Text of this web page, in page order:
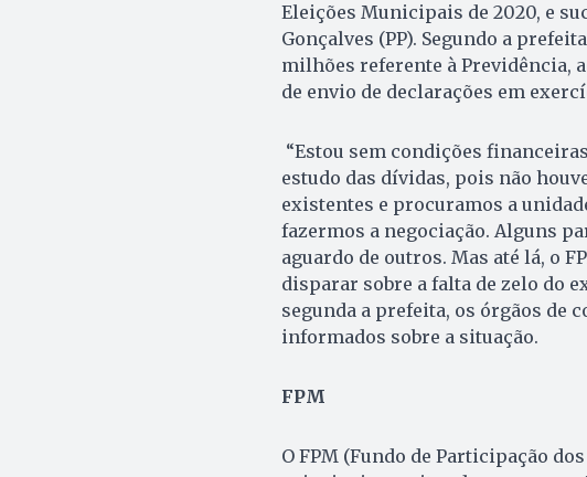
Eleições Municipais de 2020, e
Gonçalves (PP). Segundo a
milhões referente à Previdência,
de envio de declarações em
“Estou sem condições
estudo das dívidas, pois não
existentes e procuramos a
fazermos a negociação. Alguns
aguardo de outros. Mas até lá, o
disparar sobre a falta de zelo do
segunda a prefeita, os órgãos de
informados sobre a situação.
FPM
O FPM (Fundo de Participação